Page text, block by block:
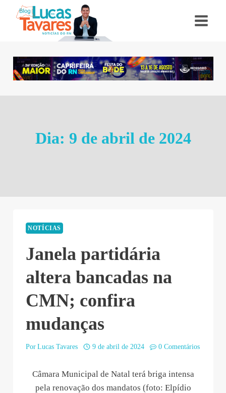
Dia: 9 de abril de 2024
NOTÍCIAS
Janela partidária
altera bancadas na
CMN; confira
mudanças
Por Lucas Tavares 9 de abril de 2024 0 Comentários
Câmara Municipal de Natal terá briga intensa
pela renovação dos mandatos (foto: Elpídio